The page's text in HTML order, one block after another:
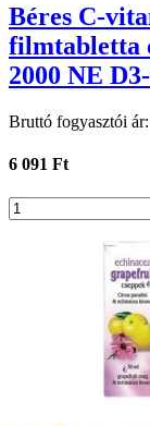
Béres C-
filmtabletta
2000 NE
Bruttó fogyasztói ár:
6 091 Ft